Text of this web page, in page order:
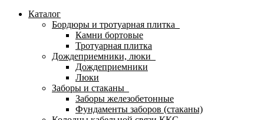
Каталог
Бордюры и тротуарная плитка
Камни бортовые
Тротуарная плитка
Дождеприемники, люки
Дождеприемники
Люки
Заборы и стаканы
Заборы железобетонные
Фундаменты заборов (стаканы)